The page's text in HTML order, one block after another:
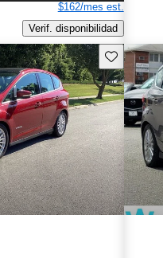
$162/mes est.
Verif. disponibilidad
Guarda